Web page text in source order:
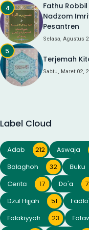
Fathu
Nadzom
Pesantren
Selasa, Agustus
Terjemah
Sabtu, Maret 02,
Label Cloud
Adab 212 Aswaja
Balaghoh
32 Buku
Cerita
17 Do'a
Dzul Hijjah
51
Falakiyyah
23